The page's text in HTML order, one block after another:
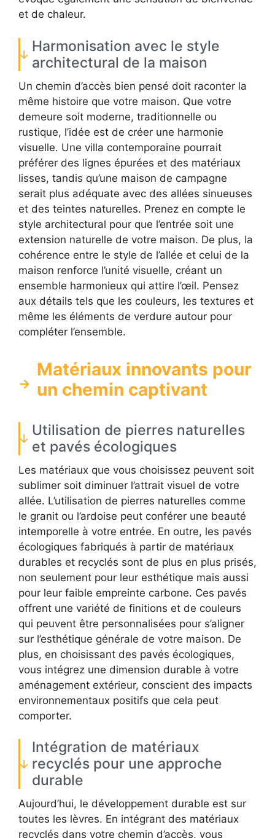
et de chaleur.
Harmonisation avec le style
architectural de la maison
Un chemin d’accès bien pensé doit raconter la
même histoire que votre maison. Que votre
demeure soit moderne, traditionnelle ou
rustique, l’idée est de créer une harmonie
visuelle. Une villa contemporaine pourrait
préférer des lignes épurées et des matériaux
lisses, tandis qu’une maison de campagne
serait plus adéquate avec des allées sinueuses
et des teintes naturelles. Prenez en compte le
style architectural pour que l’entrée soit une
extension naturelle de votre maison. De plus, la
cohérence entre le style de l’allée et celui de la
maison renforce l’unité visuelle, créant un
ensemble harmonieux qui attire l’œil. Pensez
aux détails tels que les couleurs, les textures et
même les éléments de verdure autour pour
compléter l’ensemble.
Matériaux innovants pour
un chemin captivant
Utilisation de pierres naturelles
et pavés écologiques
Les matériaux que vous choisissez peuvent soit
sublimer soit diminuer l’attrait visuel de votre
allée. L’utilisation de pierres naturelles comme
le granit ou l’ardoise peut conférer une beauté
intemporelle à votre entrée. En outre, les pavés
écologiques fabriqués à partir de matériaux
durables et recyclés sont de plus en plus prisés,
non seulement pour leur esthétique mais aussi
pour leur faible empreinte carbone. Ces pavés
offrent une variété de finitions et de couleurs
qui peuvent être personnalisées pour s’aligner
sur l’esthétique générale de votre maison. De
plus, en choisissant des pavés écologiques,
vous intégrez une dimension durable à votre
aménagement extérieur, conscient des impacts
environnementaux positifs que cela peut
comporter.
Intégration de matériaux
recyclés pour une approche
durable
Aujourd’hui, le développement durable est sur
toutes les lèvres. En intégrant des matériaux
recyclés dans votre chemin d’accès, vous